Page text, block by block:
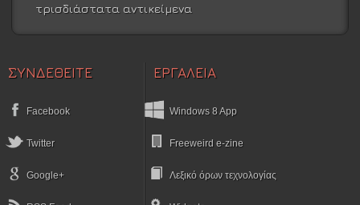
τρισδιάστατα αντικείμενα
ΣΥΝΔΕΘΕΙΤΕ
Facebook
Twitter
Google+
ΕΡΓΑΛΕΙΑ
Windows 8 App
Freeweird e-zine
Λεξικό όρων τεχνολογίας